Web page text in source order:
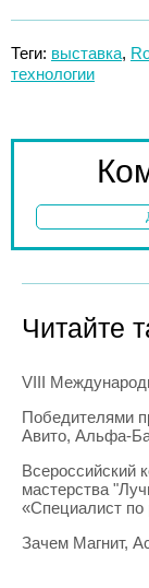
Теги: выставка,
технологии
Читайте
VIII
Победителями
Авито, Альфа-
Всероссийский
мастерства
«Специалист по
Зачем Магнит,